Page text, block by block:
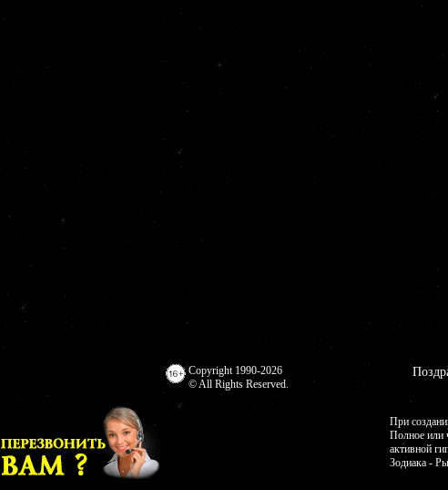
Copyright 1990-2026
© All Rights Reserved.
При
Полное или
активной
Зодиака -